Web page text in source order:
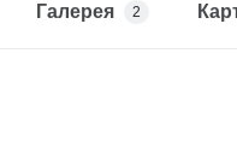
Галерея 2